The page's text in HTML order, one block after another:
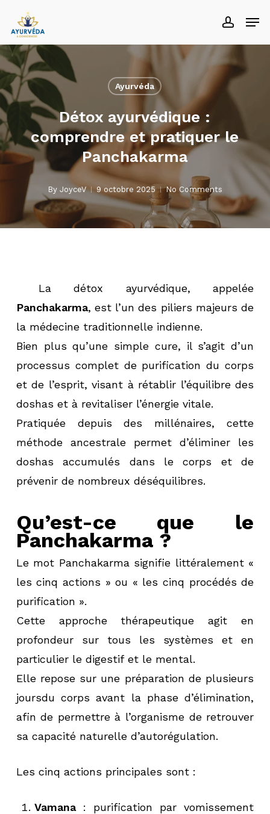
main
content
Ayurvéda
Détox ayurvédique :
comprendre et pratiquer le
Panchakarma
By JoyceV 9 octobre 2025 No Comments
La détox ayurvédique, appelée
Panchakarma, est l’un des piliers majeurs de
la médecine traditionnelle indienne.
Bien plus qu’une simple cure, il s’agit d’un
processus complet de purification du corps
et de l’esprit, visant à rétablir l’équilibre des
doshas et à revitaliser l’énergie vitale.
Pratiquée depuis des millénaires, cette
méthode ancestrale permet d’éliminer les
doshas accumulés dans le corps et de
prévenir de nombreux déséquilibres.
Qu’est-ce que le
Panchakarma ?
Le mot Panchakarma signifie littéralement «
les cinq actions » ou « les cinq procédés de
purification ».
Cette approche thérapeutique agit en
profondeur sur tous les systèmes et en
particulier le digestif et le mental.
Elle repose sur une préparation de plusieurs
joursdu corps avant la phase d’élimination,
afin de permettre à l’organisme de retrouver
sa capacité naturelle d’autorégulation.
Les cinq actions principales sont :
Vamana: purification par vomissement